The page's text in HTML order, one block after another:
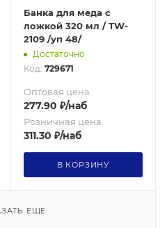
Банка для меда с
ложкой 320 мл / TW-
2109 /уп 48/
Достаточно
Код: 729671
Оптовая цена
277.90 ₽/наб
Розничная цена
311.30 ₽/наб
В КОРЗИНУ
ЕЩЕ